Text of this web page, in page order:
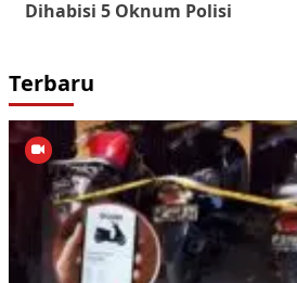
Dihabisi 5 Oknum Polisi
Terbaru